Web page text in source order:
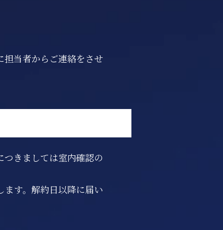
担当者からご連絡をさせ
きましては室内確認の
す。解約日以降に届い